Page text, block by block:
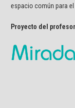
espacio común para
Proyecto del